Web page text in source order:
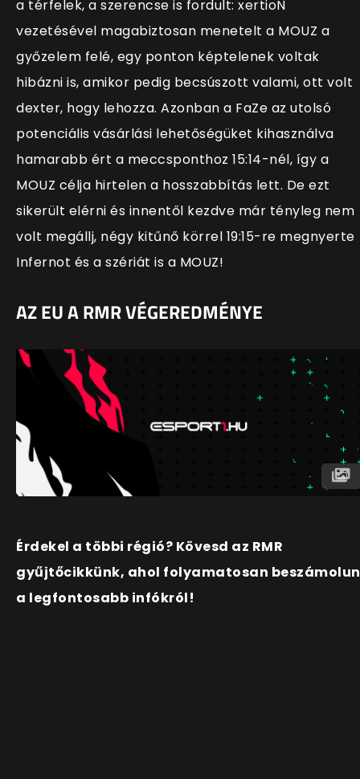
a térfelek, a szerencse is fordult: xertioN
vezetésével magabiztosan menetelt a MOUZ a
győzelem felé, egy ponton képtelenek voltak
hibázni is, amikor pedig becsúszott valami, ott volt
dexter, hogy lehozza. Azonban a FaZe az utolsó
potenciális vásárlási lehetőségüket kihasználva
hamarabb ért a meccsponthoz 15:14-nél, így a
MOUZ célja hirtelen a hosszabbítás lett. De ezt
sikerült elérni és innentől kezdve már tényleg nem
volt megállj, négy kitűnő körrel 19:15-re megnyerte
Infernot és a szériát is a MOUZ!
AZ EU A RMR VÉGEREDMÉNYE
Érdekel a többi régió? Kövesd az RMR
gyűjtőcikkünk, ahol folyamatosan
a legfontosabb infókról!